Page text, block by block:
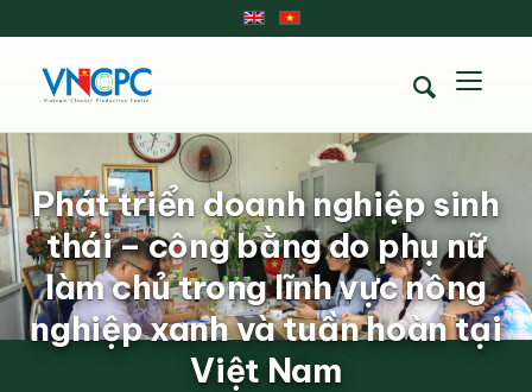
Phát triển doanh nghiệp sinh
thái – công bằng do phụ nữ
làm chủ trong lĩnh vực nông
nghiệp xanh và tuần hoàn tại
Việt Nam